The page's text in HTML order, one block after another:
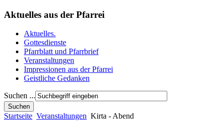
Aktuelles aus der Pfarrei
Aktuelles.
Gottesdienste
Pfarrblatt und Pfarrbrief
Veranstaltungen
Impressionen aus der Pfarrei
Geistliche Gedanken
Suchen ...
Startseite Veranstaltungen Kirta - Abend